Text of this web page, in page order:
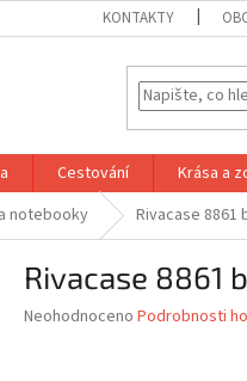
KONTAKTY
Cestování Krása a
notebooky Rivacase 8861
Rivacase 8861
Průměrné
Neohodnoceno Podrobnosti